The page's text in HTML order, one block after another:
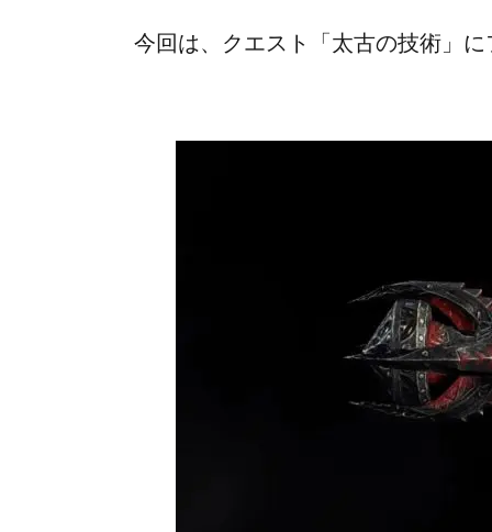
今回は、クエスト「太古の技術」